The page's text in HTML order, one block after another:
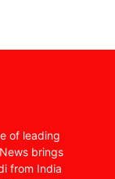
of leading
brings
from India